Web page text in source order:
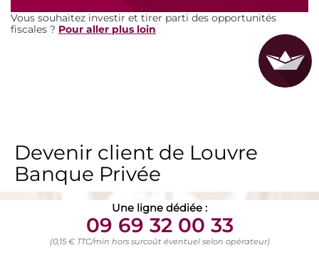
Vous souhaitez investir et tirer parti des opportunités
fiscales ? Pour aller plus loin
Devenir client de Louvre
Banque Privée
Une ligne dédiée :
09 69 32 00 33
(0,15 € TTC/min hors surcoût éventuel selon opérateur)